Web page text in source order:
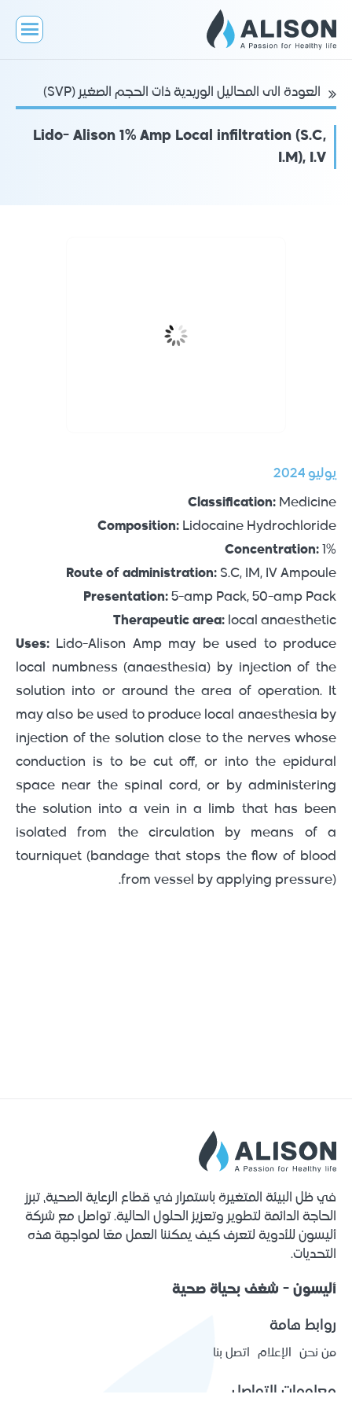
العودة الى المحاليل الوريدية ذات الحجم الصغير (SVP)
Lido- Alison 1% Amp Local infiltration (S.C,
I.M), I.V
يوليو 2024
Classification: Medicine
Composition: Lidocaine Hydrochloride
Concentration: 1%
Route of administration: S.C, IM, IV Ampoule
Presentation: 5-amp Pack, 50-amp Pack
Therapeutic area: local anaesthetic
Uses: Lido-Alison Amp may be used to produce
local numbness (anaesthesia) by injection of the
solution into or around the area of operation. It
may also be used to produce local anaesthesia by
injection of the solution close to the nerves whose
conduction is to be cut off, or into the epidural
space near the spinal cord, or by administering
the solution into a vein in a limb that has been
isolated from the circulation by means of a
tourniquet (bandage that stops the flow of blood
from vessel by applying pressure).
في ظل البيئة المتغيرة باستمرار في قطاع الرعاية الصحية، تبرز
الحاجة الدائمة لتطوير وتعزيز الحلول الحالية. تواصل مع شركة
أليسون للأدوية لتعرف كيف يمكننا العمل معًا لمواجهة هذه
التحديات.
أليسون - شغف بحياة صحية
روابط هامة
من نحن الإعلام اتصل بنا
معلومات التواصل